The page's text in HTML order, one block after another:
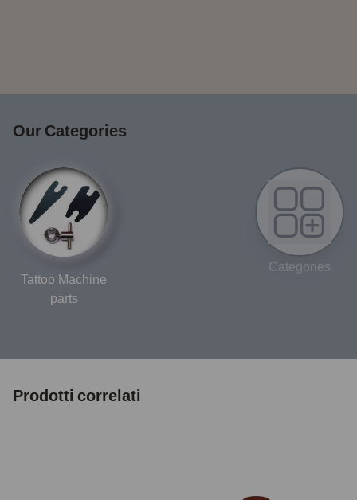
Our Categories
Tattoo Machine
parts
Categories
Prodotti correlati